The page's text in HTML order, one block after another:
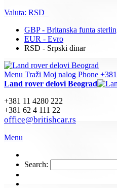
Valuta: RSD
GBP - Britanska funta
EUR - Evro
RSD - Srpski dinar
Menu Traži Moj nalog Phone
Land rover delovi Beograd
+381 11 4280 222
+381 62 4 111 22
office@britishcar.rs
Menu
Search: